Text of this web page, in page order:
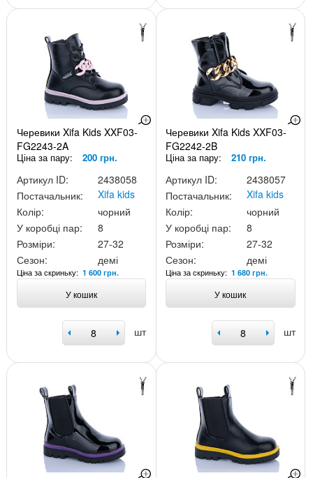
Черевики Xifa Kids XXF03-
FG2243-2A
Ціна за пару: 200 грн.
Артикул ID:
2438058
Постачальник:
Xifa kids
Колір:
чорний
У коробці пар:
8
Розміри:
27-32
Сезон:
демі
Ціна за скриньку: 1 600 грн.
У кошик
шт
Черевики Xifa Kids XXF03-
FG2242-2B
Ціна за пару: 210 грн.
Артикул ID:
2438057
Постачальник:
Xifa kids
Колір:
чорний
У коробці пар:
8
Розміри:
27-32
Сезон:
демі
Ціна за скриньку:1 680 грн.
У кошик
шт